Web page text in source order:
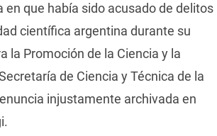
que había sido acusado de delitos
científica argentina durante su
la Promoción de la Ciencia y la
de Ciencia y Técnica de la
injustamente archivada en